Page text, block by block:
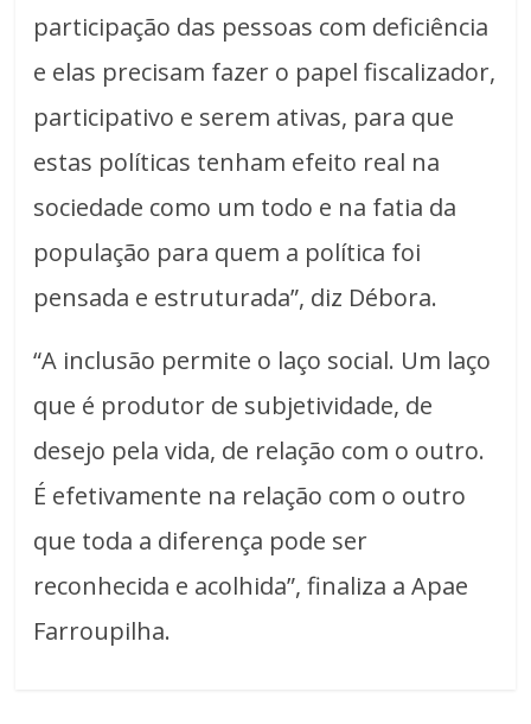
participação das pessoas com deficiência
e elas precisam fazer o papel fiscalizador,
participativo e serem ativas, para que
estas políticas tenham efeito real na
sociedade como um todo e na fatia da
população para quem a política foi
pensada e estruturada”, diz Débora.
“A inclusão permite o laço social. Um laço
que é produtor de subjetividade, de
desejo pela vida, de relação com o outro.
É efetivamente na relação com o outro
que toda a diferença pode ser
reconhecida e acolhida”, finaliza a Apae
Farroupilha.